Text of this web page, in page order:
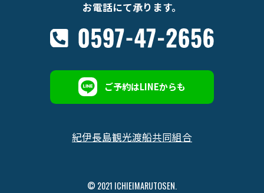
お電話にて承ります。
ご予約はLINEからも
紀伊長島観光渡船共同組合
© 2021 ICHIEIMARUTOSEN.